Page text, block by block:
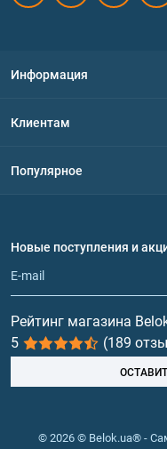
Информация
Политика
Обмен и возврат
Клиентам
Популярное
Протеин
Гейнеры
Витамины и минералы
Рыбий жир, жирные
Новые поступления и
Рейтинг магазина
5
(189
© 2026 © Belok.ua® -